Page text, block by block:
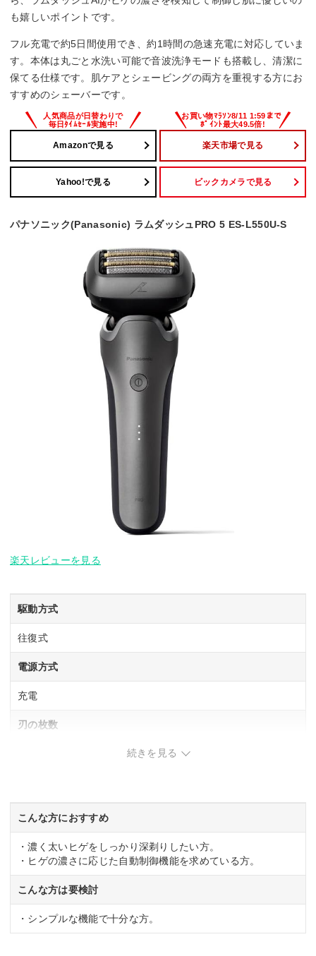
も嬉しいポイントです。
フル充電で約5日間使用でき、約1時間の急速充電に対応していま
す。本体は丸ごと水洗い可能で音波洗浄モードも搭載し、清潔に
保てる仕様です。肌ケアとシェービングの両方を重視する方にお
すすめのシェーバーです。
Amazonで見る 楽天市場で見る
Yahoo!で見る ビックカメラで見る
パナソニック(Panasonic) ラムダッシュPRO 5 ES-L550U-S
楽天レビューを見る
駆動方式
往復式
電源方式
充電
刃の枚数
水洗い可
本体サイズ
幅7.2x高さ18x奥行5.7cm(キャップを除く)
続きを見る
こんな方におすすめ
・濃く太いヒゲをしっかり深剃りしたい方。
・ヒゲの濃さに応じた自動制御機能を求めている方。
こんな方は要検討
・シンプルな機能で十分な方。